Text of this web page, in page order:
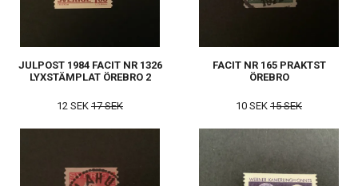
JULPOST 1984 FACIT NR 1326
LYXSTÄMPLAT ÖREBRO 2
12 SEK 17 SEK
FACIT NR 165 PRAKTST
ÖREBRO
10 SEK 15 SEK